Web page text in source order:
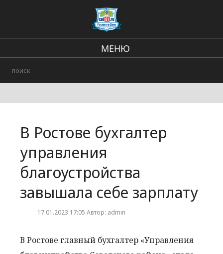
МЕНЮ
Городские события
В Ростове бухгалтер
управления
благоустройства
завышала себе зарплату
17.01.2023 17:05 Автор: admin
В Ростове главный бухгалтер «Управления